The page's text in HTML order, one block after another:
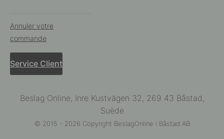
Annuler votre
commande
Service Client
Beslag Online, Inre Kustvägen 32, 269 43 Båstad,
Suède
© 2015 - 2026 Copyright BeslagOnline i Båstad AB